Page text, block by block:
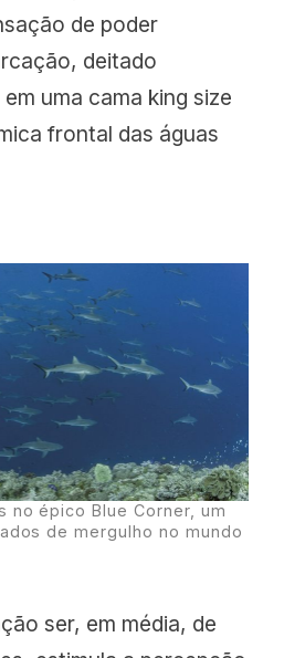
de poder
deitado
uma cama king size
frontal das águas
no épico Blue Corner, um
de mergulho no mundo
ser, em média, de